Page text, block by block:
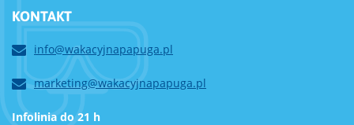
KONTAKT
info@wakacyjnapapuga.pl
marketing@wakacyjnapapuga.pl
Infolinia do 21 h